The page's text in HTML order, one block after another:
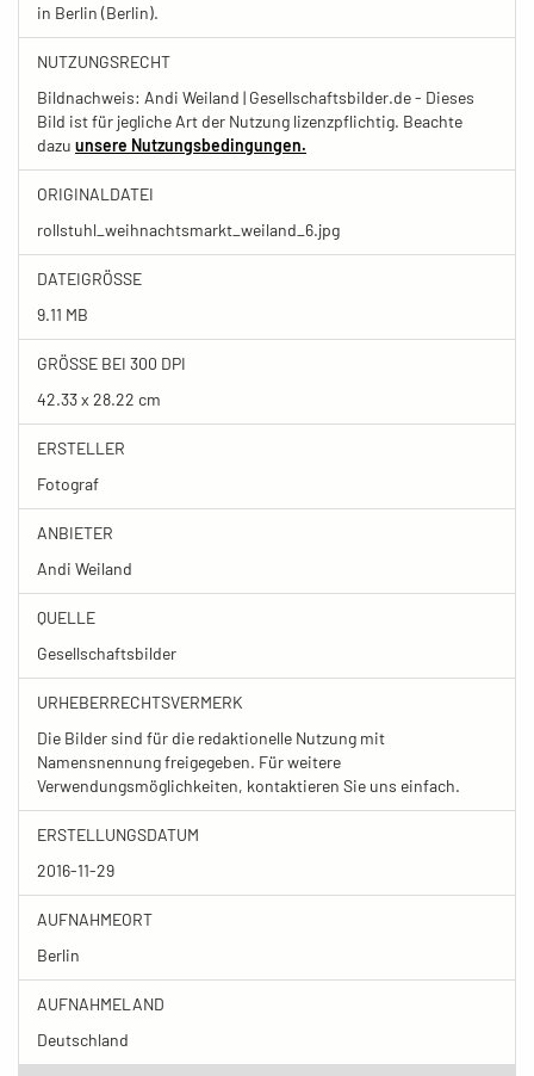
in Berlin (Berlin).
NUTZUNGSRECHT
Bildnachweis: Andi Weiland | Gesellschaftsbilder.de - Dieses
Bild ist für jegliche Art der Nutzung lizenzpflichtig. Beachte
dazu unsere Nutzungsbedingungen.
ORIGINALDATEI
rollstuhl_weihnachtsmarkt_weiland_6.jpg
DATEIGRÖSSE
9.11 MB
GRÖSSE BEI 300 DPI
42.33 x 28.22 cm
ERSTELLER
Fotograf
ANBIETER
Andi Weiland
QUELLE
Gesellschaftsbilder
URHEBERRECHTSVERMERK
Die Bilder sind für die redaktionelle Nutzung mit
Namensnennung freigegeben. Für weitere
Verwendungsmöglichkeiten, kontaktieren Sie uns einfach.
ERSTELLUNGSDATUM
2016-11-29
AUFNAHMEORT
Berlin
AUFNAHMELAND
Deutschland